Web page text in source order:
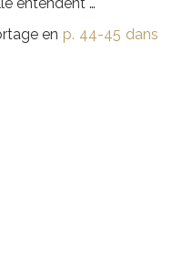
entendent …
en p. 44-45 dans